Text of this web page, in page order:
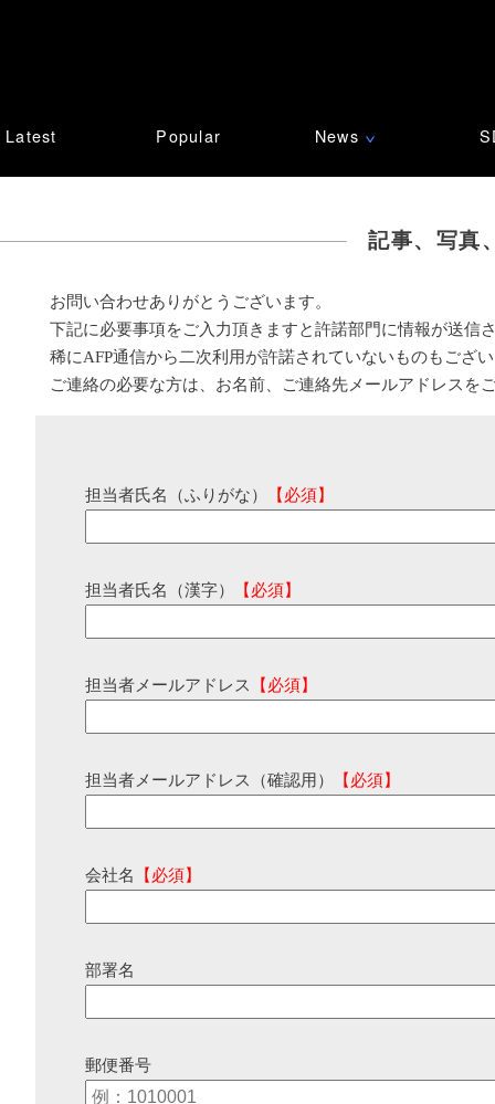
Latest Popular News ∨
記事、写真
お問い合わせありがとうございます。
下記に必要事項をご入力頂きますと許諾部門に情報が送信
稀にAFP通信から二次利用が許諾されていないものもござ
ご連絡の必要な方は、お名前、ご連絡先メールアドレスを
担当者氏名（ふりがな） 【必須】
担当者氏名（漢字） 【必須】
担当者メールアドレス 【必須】
担当者メールアドレス（確認用） 【必須】
会社名 【必須】
部署名
郵便番号